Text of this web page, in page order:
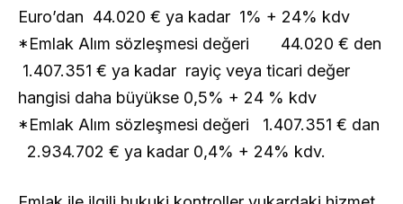
Euro’dan 44.020 € ya kadar 1% + 24% kdv
*Emlak Alım sözleşmesi değeri 44.020 € den
1.407.351 € ya kadar rayiç veya ticari değer
hangisi daha büyükse 0,5% + 24 % kdv
*Emlak Alım sözleşmesi değeri 1.407.351 € dan
2.934.702 € ya kadar 0,4% + 24% kdv.